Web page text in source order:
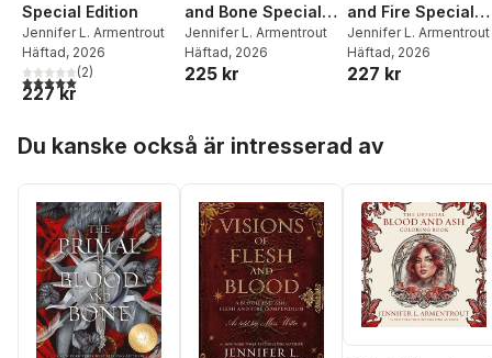
Special Edition
Jennifer L. Armentrout
Häftad, 2026
5,0utav 5 stjärnor. Totalt antal röster:
(2)
227 kr
and Bone Special
Edition: A Blood and
Ash Novel
Jennifer L. Armentrout
Häftad, 2026
225 kr
and Fire Special
Edition
Jennifer L. Armentrout
Häftad, 2026
227 kr
Du kanske också är intresserad av